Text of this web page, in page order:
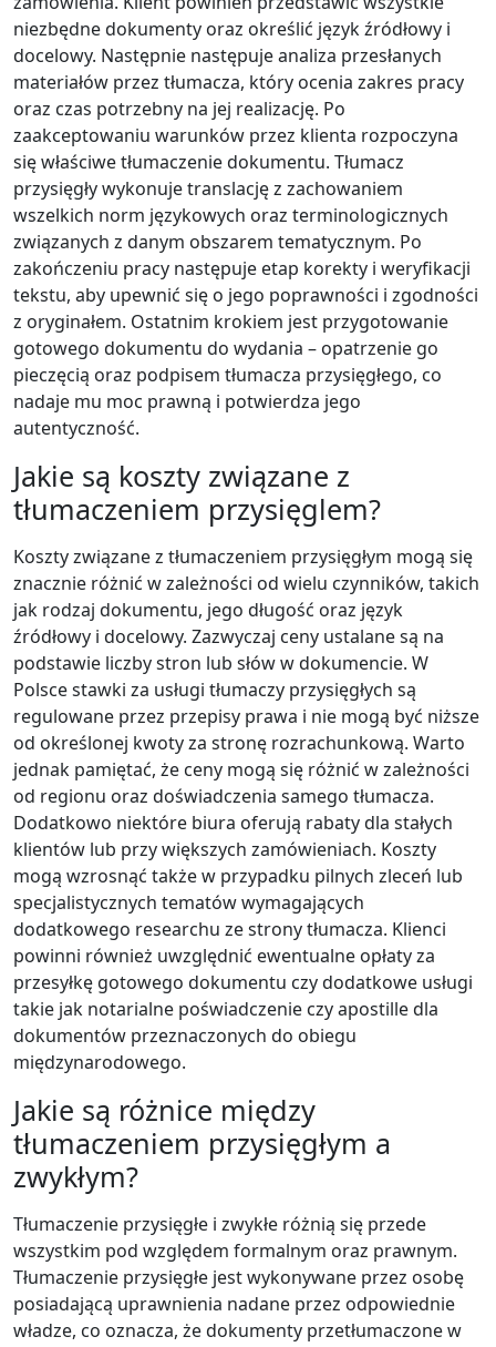
niezbędne dokumenty oraz określić język źródłowy i
docelowy. Następnie następuje analiza przesłanych
materiałów przez tłumacza, który ocenia zakres pracy
oraz czas potrzebny na jej realizację. Po
zaakceptowaniu warunków przez klienta rozpoczyna
się właściwe tłumaczenie dokumentu. Tłumacz
przysięgły wykonuje translację z zachowaniem
wszelkich norm językowych oraz terminologicznych
związanych z danym obszarem tematycznym. Po
zakończeniu pracy następuje etap korekty i weryfikacji
tekstu, aby upewnić się o jego poprawności i zgodności
z oryginałem. Ostatnim krokiem jest przygotowanie
gotowego dokumentu do wydania – opatrzenie go
pieczęcią oraz podpisem tłumacza przysięgłego, co
nadaje mu moc prawną i potwierdza jego
autentyczność.
Jakie są koszty związane z
tłumaczeniem przysięglem?
Koszty związane z tłumaczeniem przysięgłym mogą się
znacznie różnić w zależności od wielu czynników, takich
jak rodzaj dokumentu, jego długość oraz język
źródłowy i docelowy. Zazwyczaj ceny ustalane są na
podstawie liczby stron lub słów w dokumencie. W
Polsce stawki za usługi tłumaczy przysięgłych są
regulowane przez przepisy prawa i nie mogą być niższe
od określonej kwoty za stronę rozrachunkową. Warto
jednak pamiętać, że ceny mogą się różnić w zależności
od regionu oraz doświadczenia samego tłumacza.
Dodatkowo niektóre biura oferują rabaty dla stałych
klientów lub przy większych zamówieniach. Koszty
mogą wzrosnąć także w przypadku pilnych zleceń lub
specjalistycznych tematów wymagających
dodatkowego researchu ze strony tłumacza. Klienci
powinni również uwzględnić ewentualne opłaty za
przesyłkę gotowego dokumentu czy dodatkowe usługi
takie jak notarialne poświadczenie czy apostille dla
dokumentów przeznaczonych do obiegu
międzynarodowego.
Jakie są różnice między
tłumaczeniem przysięgłym a
zwykłym?
Tłumaczenie przysięgłe i zwykłe różnią się przede
wszystkim pod względem formalnym oraz prawnym.
Tłumaczenie przysięgłe jest wykonywane przez osobę
posiadającą uprawnienia nadane przez odpowiednie
władze, co oznacza, że dokumenty przetłumaczone w